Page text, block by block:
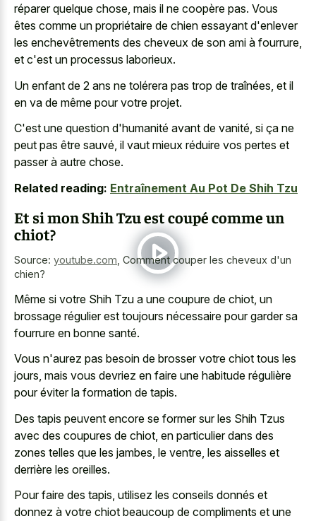
réparer quelque chose, mais il ne coopère pas. Vous
êtes comme un propriétaire de chien essayant d'enlever
les enchevêtrements des cheveux de son ami à fourrure,
et c'est un processus laborieux.
Un enfant de 2 ans ne tolérera pas trop de traînées, et il
en va de même pour votre projet.
C'est une question d'humanité avant de vanité, si ça ne
peut pas être sauvé, il vaut mieux réduire vos pertes et
passer à autre chose.
Related reading: Entraînement Au Pot De Shih Tzu
Et si mon Shih Tzu est coupé comme un
chiot?
Source: youtube.com Comment couper les cheveux d'un
chien?
Même si votre Shih Tzu a une coupure de chiot, un
brossage régulier est toujours nécessaire pour garder sa
fourrure en bonne santé.
Vous n'aurez pas besoin de brosser votre chiot tous les
jours, mais vous devriez en faire une habitude régulière
pour éviter la formation de tapis.
Des tapis peuvent encore se former sur les Shih Tzus
avec des coupures de chiot, en particulier dans des
zones telles que les jambes, le ventre, les aisselles et
derrière les oreilles.
Pour faire des tapis, utilisez les conseils donnés et
donnez à votre chiot beaucoup de compliments et une